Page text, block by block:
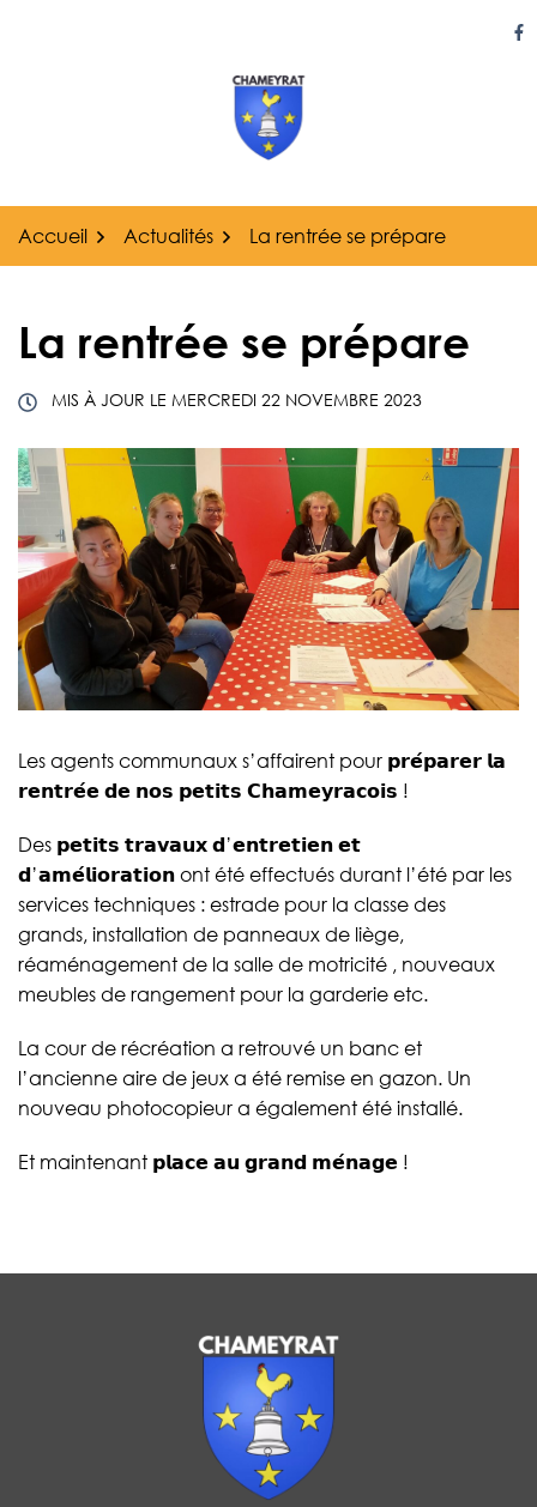
Accueil Actualités La rentrée se prépare
La rentrée se prépare
MIS À JOUR LE MERCREDI 22 NOVEMBRE 2023
Les agents communaux s’affairent pour 𝗽𝗿𝗲́𝗽𝗮𝗿𝗲𝗿 𝗹𝗮
𝗿𝗲𝗻𝘁𝗿𝗲́𝗲 𝗱𝗲 𝗻𝗼𝘀 𝗽𝗲𝘁𝗶𝘁𝘀 𝗖𝗵𝗮𝗺𝗲𝘆𝗿𝗮𝗰𝗼𝗶𝘀 !
Des 𝗽𝗲𝘁𝗶𝘁𝘀 𝘁𝗿𝗮𝘃𝗮𝘂𝘅 𝗱’𝗲𝗻𝘁𝗿𝗲𝘁𝗶𝗲𝗻 𝗲𝘁
𝗱’𝗮𝗺𝗲́𝗹𝗶𝗼𝗿𝗮𝘁𝗶𝗼𝗻 ont été effectués durant l’été par les
services techniques : estrade pour la classe des
grands, installation de panneaux de liège,
réaménagement de la salle de motricité , nouveaux
meubles de rangement pour la garderie etc.
La cour de récréation a retrouvé un banc et
l’ancienne aire de jeux a été remise en gazon. Un
nouveau photocopieur a également été installé.
Et maintenant 𝗽𝗹𝗮𝗰𝗲 𝗮𝘂 𝗴𝗿𝗮𝗻𝗱 𝗺𝗲́𝗻𝗮𝗴𝗲 !